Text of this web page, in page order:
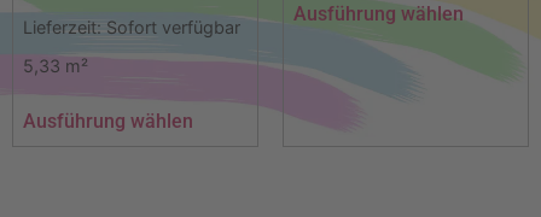
Lieferzeit: Sofort verfügbar
5,33 m²
Ausführung wählen
Ausführung wählen